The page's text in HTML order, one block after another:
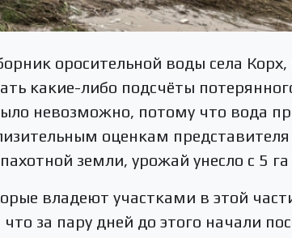
оросительной воды села
какие-либо подсчёты
невозможно, потому что вода
оценкам
земли, урожай унесло с 5
владеют участками в этой
за пару дней до этого начали